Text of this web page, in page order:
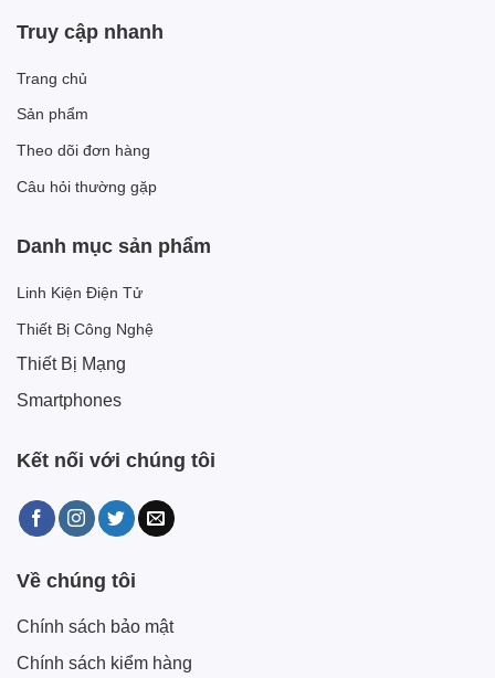
Truy cập nhanh
Trang chủ
Sản phẩm
Theo dõi đơn hàng
Câu hỏi thường gặp
Danh mục sản phẩm
Linh Kiện Điện Tử
Thiết Bị Công Nghệ
Thiết Bị Mạng
Smartphones
Kết nối với chúng tôi
Về chúng tôi
Chính sách bảo mật
Chính sách kiểm hàng